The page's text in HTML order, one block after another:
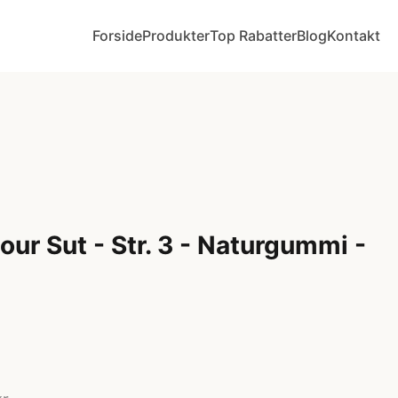
ForsideProdukterTop RabatterBlogKontakt
Sut - Str. 3 - Naturgummi -